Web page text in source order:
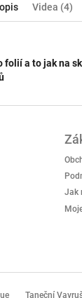
Videa (4)
a to jak na
Jak
Taneční